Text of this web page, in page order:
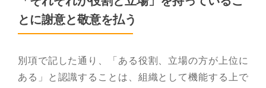
とに謝意と敬意を払う
別項で記した通り、「ある役割、立場の方が上位に
ある」と認識することは、組織として機能する上で